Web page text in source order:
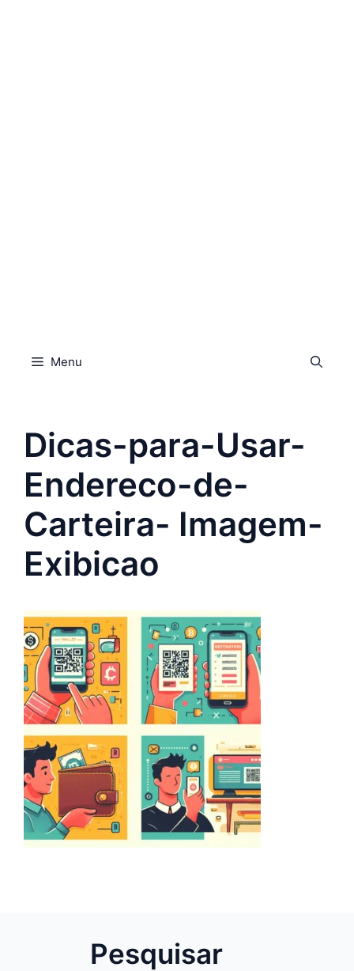
Menu
Dicas-para-Usar-
Endereco-de-
Carteira- Imagem-
Exibicao
Pesquisar